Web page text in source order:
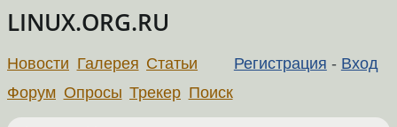
LINUX.ORG.RU
Регистрация - Вход
Новости Галерея Статьи
Форум Опросы Трекер Поиск